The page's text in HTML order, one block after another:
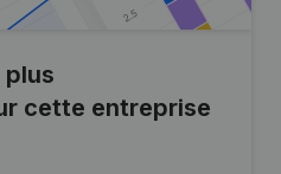
cette entreprise